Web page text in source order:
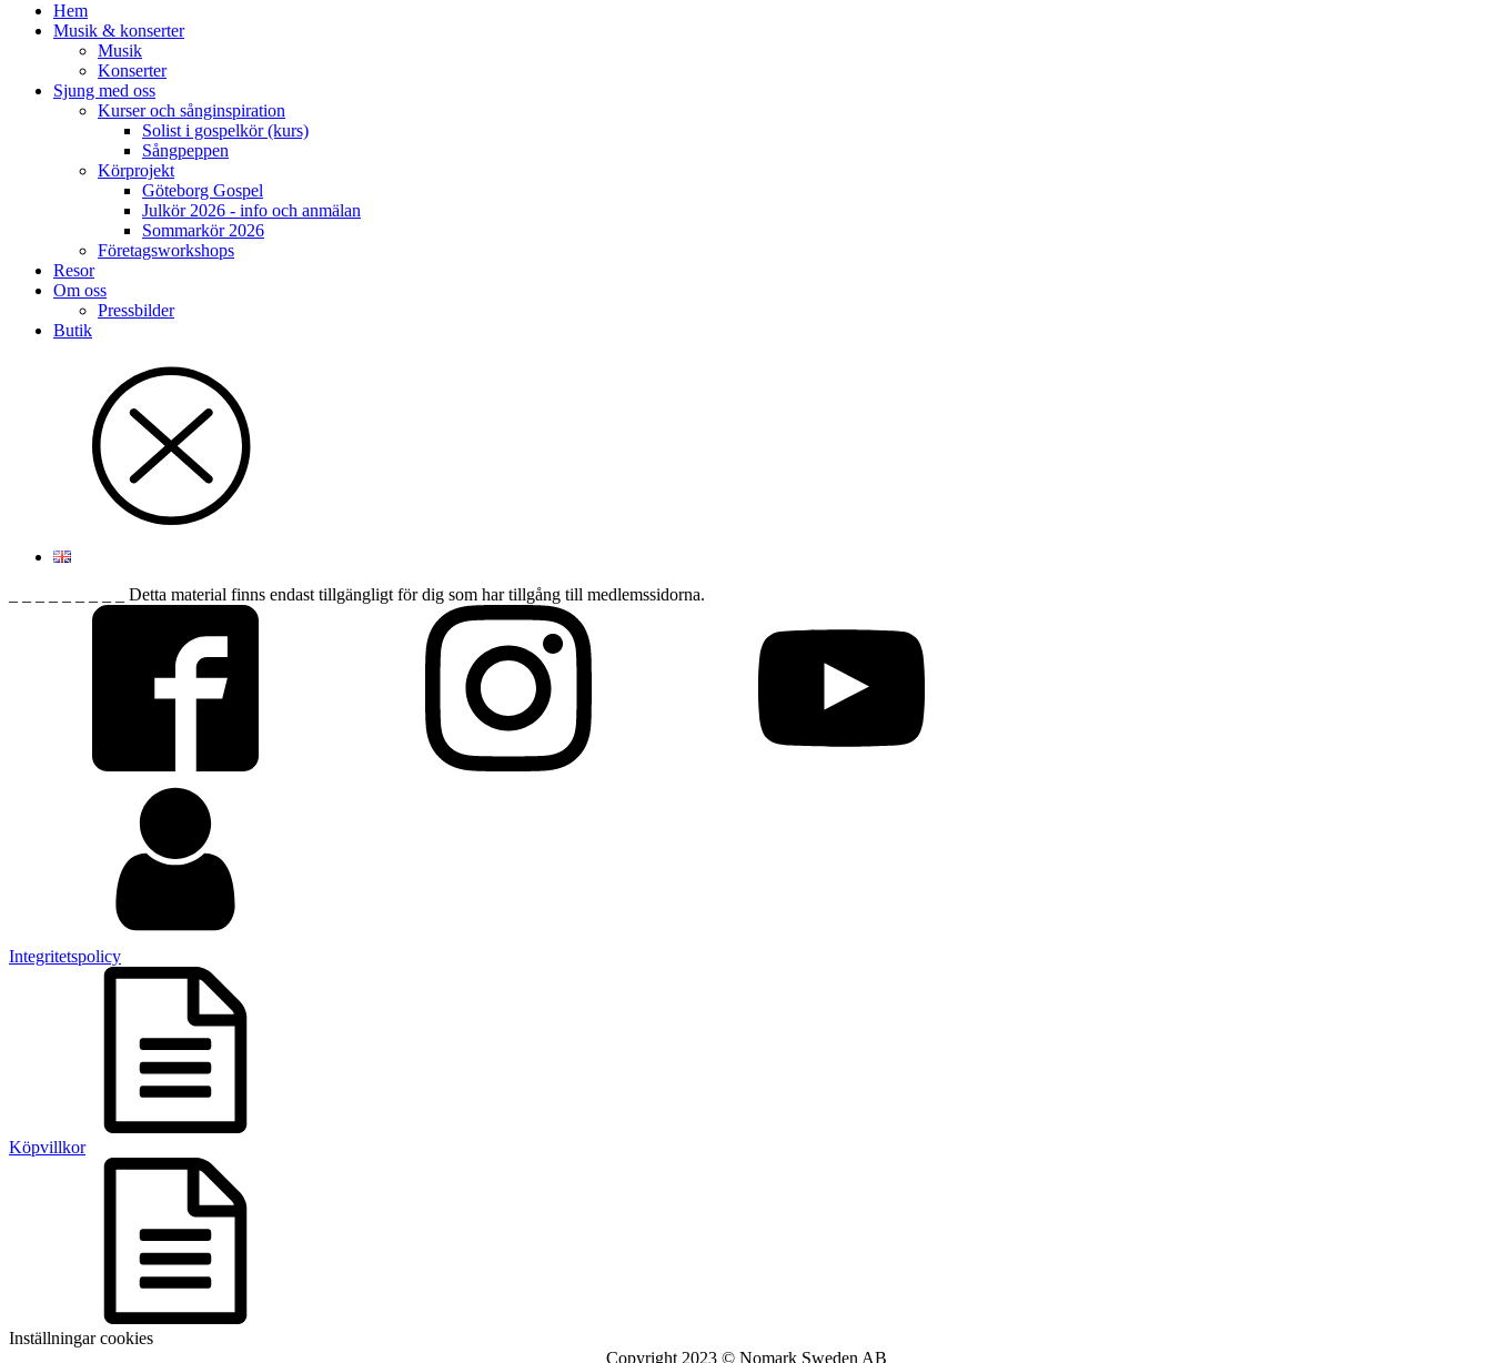
Hem
Musik & konserter
Musik
Konserter
Sjung med oss
Kurser och sånginspiration
Solist i gospelkör (kurs)
Sångpeppen
Körprojekt
Göteborg Gospel
Julkör 2026 - info och anmälan
Sommarkör 2026
Företagsworkshops
Resor
Om oss
Pressbilder
Butik
_ _ _ _ _ _ _ _ _ Detta material finns endast tillgängligt för dig som har tillgång till medlemssidorna.
Integritetspolicy
Köpvillkor
Inställningar cookies
Copyright 2023 © Nomark Sweden AB